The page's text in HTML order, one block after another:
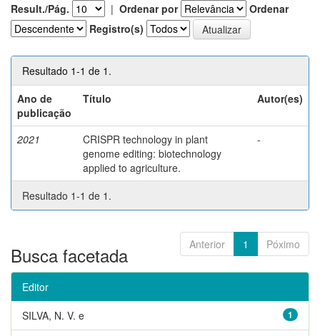
Result./Pág. | Ordenar por
Ordenar
Registro(s)
Resultado 1-1 de 1.
Ano de
publicação
Título Autor(es)
2021
CRISPR technology in plant
genome editing: biotechnology
applied to agriculture.
-
Resultado 1-1 de 1.
Anterior 1 Póximo
Busca facetada
Editor
1
SILVA, N. V. e